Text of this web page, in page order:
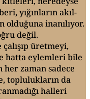
yığınların akıl-
olduğuna inanılıyor.
değil.
üretmeyi,
hatta eylemleri bile
her zaman sadece
toplulukların da
halleri